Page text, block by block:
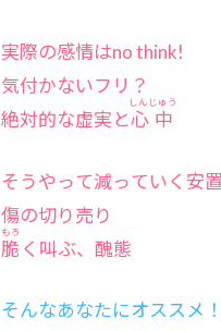
実際の感情はno think!
気付かないフリ？
絶対的な虚実と心中
しんじゅう
そうやって減っていく安置
傷の切り売り
脆
もろ
く叫ぶ、醜態
そんなあなたにオススメ！